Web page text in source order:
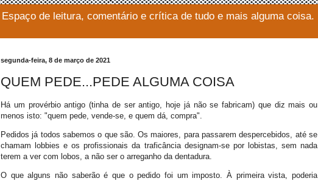
Espaço de leitura, comentário e crítica de tudo e mais alguma coisa.
segunda-feira, 8 de março de 2021
QUEM PEDE...PEDE ALGUMA COISA
Há um provérbio antigo (tinha de ser antigo, hoje já não se fabricam) que diz mais ou
menos isto: "quem pede, vende-se, e quem dá, compra".
Pedidos já todos sabemos o que são. Os maiores, para passarem despercebidos, até se
chamam lobbies e os profissionais da traficância designam-se por lobistas, sem nada
terem a ver com lobos, a não ser o arreganho da dentadura.
O que alguns não saberão é que o pedido foi um imposto. À primeira vista, poderia